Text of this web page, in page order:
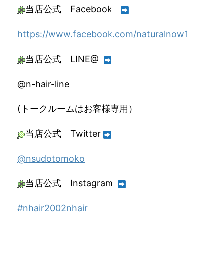
当店公式 Facebook
https://www.facebook.com/naturalnow1
当店公式 LINE@
@n-hair-line
(トークルームはお客様専用）
当店公式 Twitter
@nsudotomoko
当店公式 Instagram
#nhair2002nhair